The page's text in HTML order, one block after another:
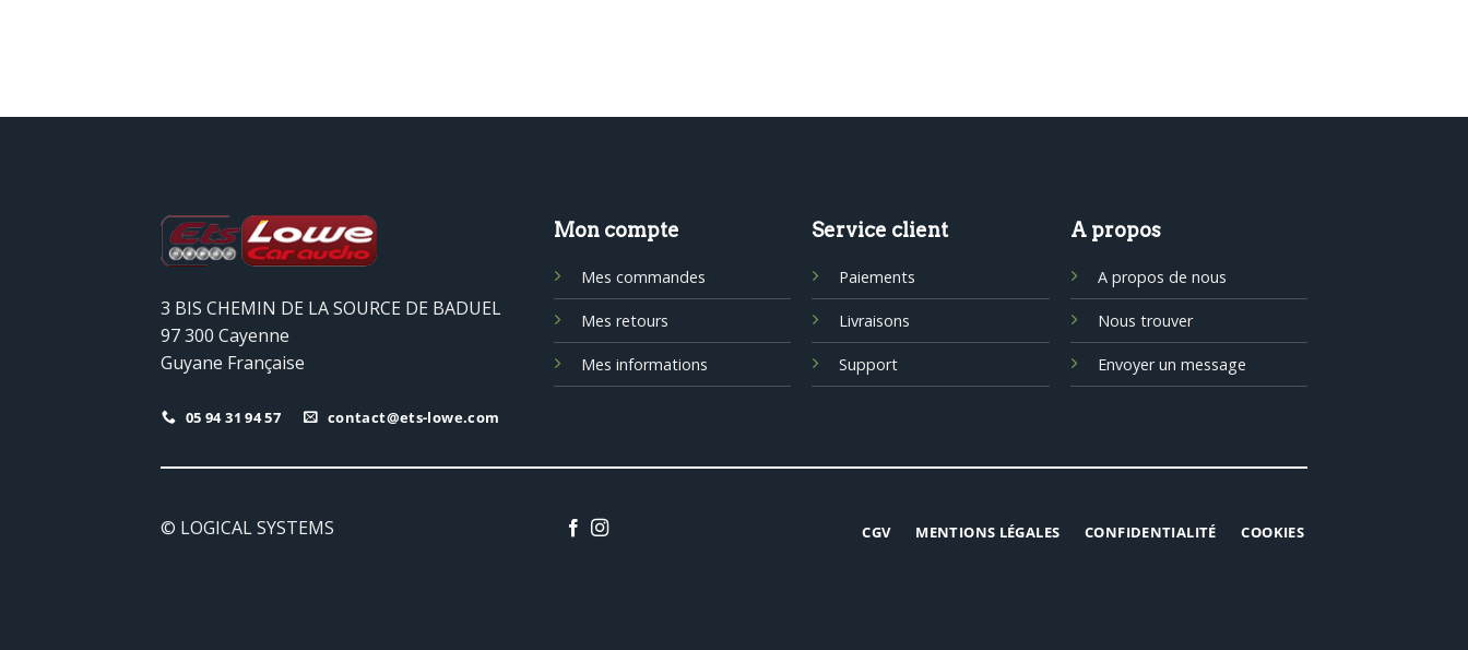
3 BIS CHEMIN DE LA SOURCE DE BADUEL
97 300 Cayenne
Guyane Française
05 94 31 94 57 contact@ets-lowe.com
Mon compte
Mes commandes
Mes retours
Mes informations
Service client
Paiements
Livraisons
Support
A propos
A propos de nous
Nous trouver
Envoyer un message
© LOGICAL SYSTEMS CGV MENTIONS LÉGALES CONFIDENTIALITÉ COOKIES